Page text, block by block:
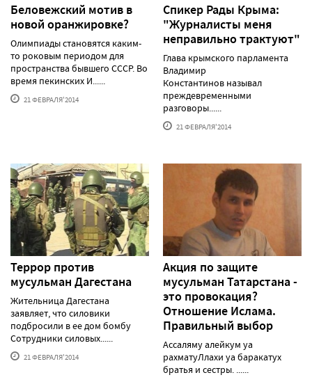
Беловежский мотив в
новой оранжировке?
Олимпиады становятся каким-
то роковым периодом для
пространства бывшего СССР. Во
время пекинских И......
21 ФЕВРАЛЯ'2014
Спикер Рады Крыма:
"Журналисты меня
неправильно трактуют"
Глава крымского парламента
Владимир
Константинов называл
преждевременными
разговоры......
21 ФЕВРАЛЯ'2014
Террор против
мусульман Дагестана
Жительница Дагестана
заявляет, что силовики
подбросили в ее дом бомбу
Сотрудники силовых......
21 ФЕВРАЛЯ'2014
Акция по защите
мусульман Татарстана -
это провокация?
Отношение Ислама.
Правильный выбор
Ассаляму алейкум уа
рахматуЛлахи уа баракатух
братья и сестры. ......